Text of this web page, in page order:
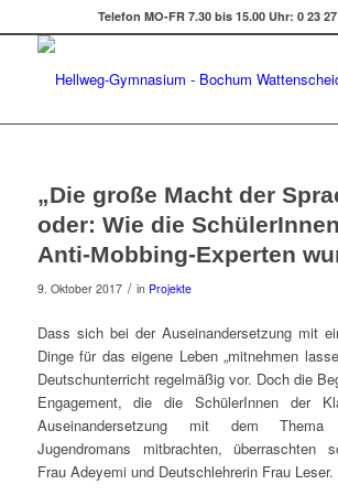
Telefon MO-FR 7.30 bis 15.00 Uhr: 0 23
„Die große Macht der
oder: Wie die
Anti-Mobbing-Experten
9. Oktober 2017 / in Projekte
Dass sich bei der Auseinandersetzung mit
Dinge für das eigene Leben „mitnehmen
Deutschunterricht regelmäßig vor. Doch die
Engagement, die die SchülerInnen der
Auseinandersetzung mit dem
Jugendromans mitbrachten, überraschten
Frau Adeyemi und Deutschlehrerin Frau Leser.